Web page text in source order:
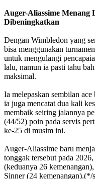
Auger-Aliassime Menang
Dibeningkatkan
Dengan Wimbledon yang
bisa menggunakan
untuk mengulangi
lalu, namun ia pasti tahu
maksimal.
Ia melepaskan sembilan
ia juga mencatat dua kali
membaik seiring jalannya
(44/52) poin pada servis
ke-25 di musim ini.
Auger-Aliassime baru
tonggak tersebut pada
(keduanya 26
Sinner (24 kemenangan).(*/